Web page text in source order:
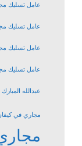
عامل تسليك
عامل تسليك
عامل تسليك
عامل تسليك
عبدالله المبارك
مجاري في